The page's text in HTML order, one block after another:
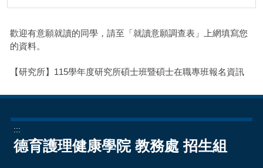
歡迎有意願就讀的同學，請至「就讀意願調查表」上網填寫您
的資料。
【研究所】115學年度研究所碩士班暨碩士在職專班報名資訊
:::
德育護理健康學院 教務處 招生組